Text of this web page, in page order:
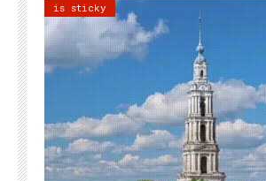
is sticky